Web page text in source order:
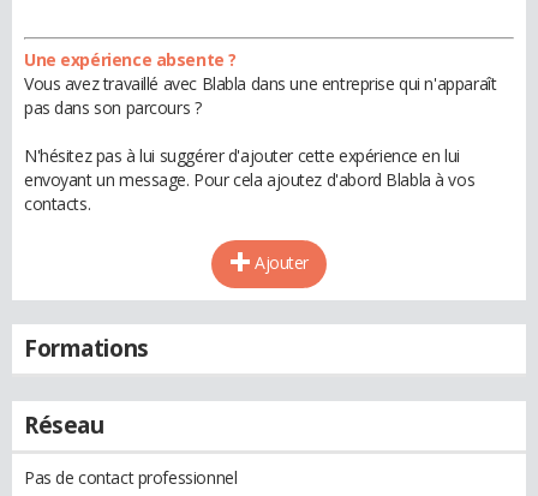
Une expérience absente ?
Vous avez travaillé avec Blabla dans une entreprise qui n'apparaît
pas dans son parcours ?
N'hésitez pas à lui suggérer d'ajouter cette expérience en lui
envoyant un message. Pour cela ajoutez d'abord Blabla à vos
contacts.
Ajouter
Formations
Réseau
Pas de contact professionnel